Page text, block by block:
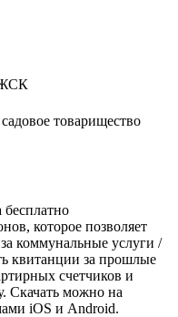
товарищество
бесплатно
которое позволяет
коммунальные услуги /
квитанции за прошлые
счетчиков и
Скачать можно на
iOS и Android.